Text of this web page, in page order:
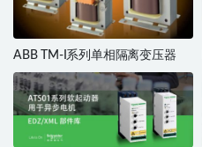
ABB TM-I系列单相隔离变压器